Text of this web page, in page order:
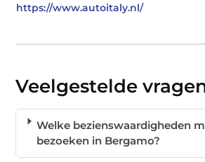
https://www.autoitaly.nl/
Veelgestelde
Welke bezienswaardigheden
bezoeken in Bergamo?